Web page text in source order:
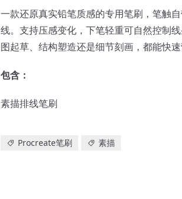
一款还原真实铅笔质感的专用笔刷，笔触
线。支持压感变化，下笔轻重可自然控制
图起草、结构塑造还是细节刻画，都能快
包含：
素描排线笔刷
Procreate笔刷 素描